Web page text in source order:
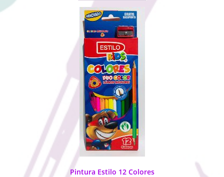
Pintura Estilo 12 Colores